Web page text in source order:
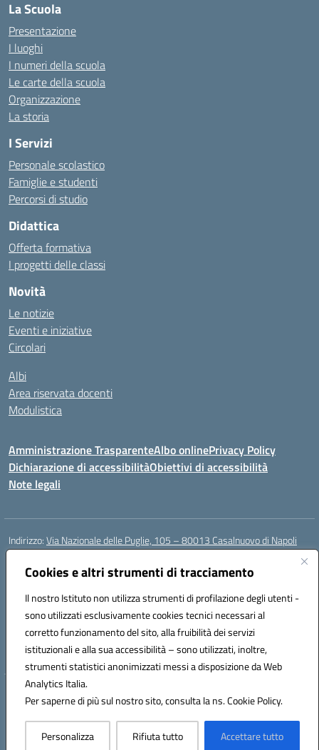
Cookies e altri strumenti di tracciamento
Il nostro Istituto non utilizza strumenti di profilazione degli utenti -
sono utilizzati esclusivamente cookies tecnici necessari al
corretto funzionamento del sito, alla fruibilità dei servizi
istituzionali e alla sua accessibilità – sono utilizzati, inoltre,
strumenti statistici anonimizzati messi a disposizione da Web
Analytics Italia.
Per saperne di più sul nostro sito, consulta la ns. Cookie Policy.
Personalizza Rifiuta tutto Accettare tutto
La Scuola
Presentazione
I luoghi
I numeri della scuola
Le carte della scuola
Organizzazione
La storia
I Servizi
Personale scolastico
Famiglie e studenti
Percorsi di studio
Didattica
Offerta formativa
I progetti delle classi
Novità
Le notizie
Eventi e iniziative
Circolari
Albi
Area riservata docenti
Modulistica
Amministrazione TrasparenteAlbo onlinePrivacy Policy
Dichiarazione di accessibilitàObiettivi di accessibilità
Note legali
Indirizzo:Via Nazionale delle Puglie, 105 – 80013 Casalnuovo di Napoli
Centralino:
Email:naee32300a@istruzione.it
Codice fiscale: 93007720639
Codice meccanografico:
NAEE32300A
Codice unico di fatturazione (CUF): UFDMFG
Hosting & Powered by 3D Solution S.r.l.
Concept & Design by Designers Italia